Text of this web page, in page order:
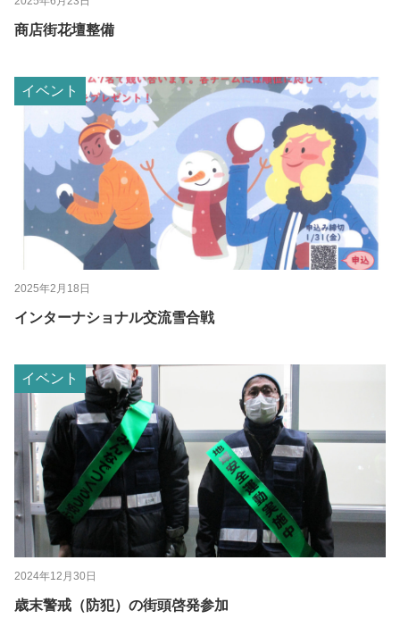
商店街花壇整備
イベント
2025年2月18日
インターナショナル交流雪合戦
イベント
2024年12月30日
歳末警戒（防犯）の街頭啓発参加